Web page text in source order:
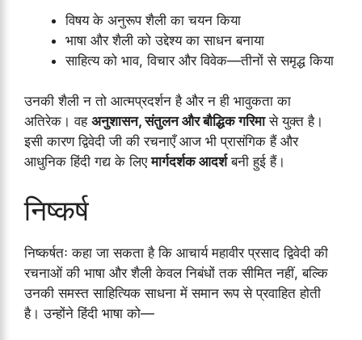
विषय के अनुरूप शैली का चयन किया
भाषा और शैली को उद्देश्य का साधन बनाया
साहित्य को भाव, विचार और विवेक—तीनों से समृद्ध किया
उनकी शैली न तो आत्मप्रदर्शन है और न ही भावुकता का
अतिरेक। वह अनुशासन, संतुलन और बौद्धिक गरिमासे युक्त है।
इसी कारण द्विवेदी जी की रचनाएँ आज भी प्रासंगिक हैं और
आधुनिक हिंदी गद्य के लिएमार्गदर्शक आदर्शबनी हुई हैं।
निष्कर्ष
निष्कर्षतः कहा जा सकता है कि आचार्य महावीर प्रसाद द्विवेदी की
रचनाओं की भाषा और शैली केवल निबंधों तक सीमित नहीं, बल्कि
उनकी समस्त साहित्यिक साधना में समान रूप से प्रवाहित होती
है। उन्होंने हिंदी भाषा को—